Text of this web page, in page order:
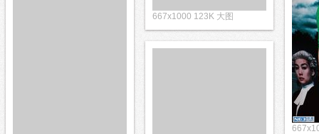
667x1000 123K 大图